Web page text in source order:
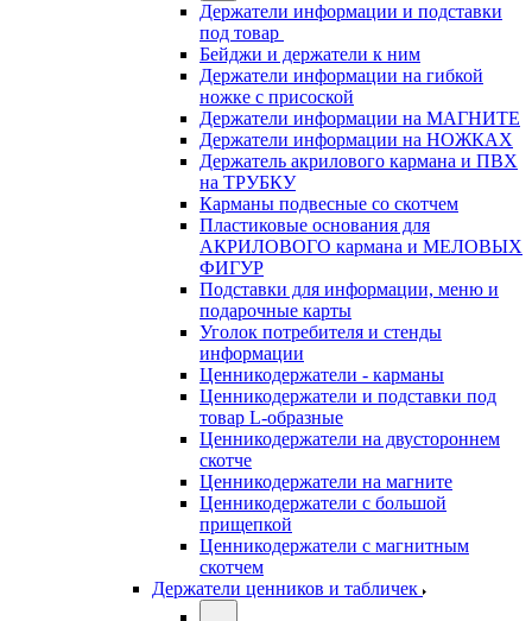
Держатели информации и подставки
под товар
Бейджи и держатели к ним
Держатели информации на гибкой
ножке с присоской
Держатели информации на МАГНИТЕ
Держатели информации на НОЖКАХ
Держатель акрилового кармана и ПВХ
на ТРУБКУ
Карманы подвесные со скотчем
Пластиковые основания для
АКРИЛОВОГО кармана и МЕЛОВЫХ
ФИГУР
Подставки для информации, меню и
подарочные карты
Уголок потребителя и стенды
информации
Ценникодержатели - карманы
Ценникодержатели и подставки под
товар L-образные
Ценникодержатели на двустороннем
скотче
Ценникодержатели на магните
Ценникодержатели с большой
прищепкой
Ценникодержатели с магнитным
скотчем
Держатели ценников и табличек